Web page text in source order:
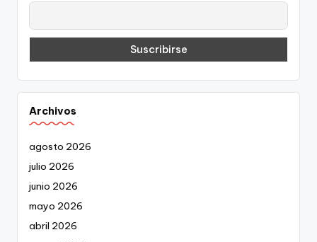
Archivos
agosto 2026
julio 2026
junio 2026
mayo 2026
abril 2026